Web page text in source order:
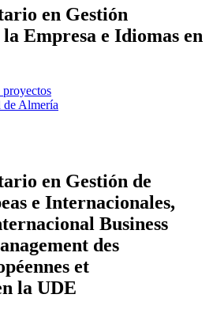
en Gestión
Empresa e Idiomas en
proyectos
Almería
en Gestión de
e Internacionales,
Business
des
et
la UDE